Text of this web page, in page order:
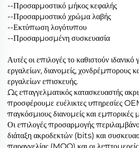
--Προσαρμοστικό μήκος κεφαλής
--Προσαρμοστικό χρώμα λαβής
--Εκτύπωση λογότυπου
--Προσαρμοσμένη συσκευασία
Αυτές οι επιλογές το καθιστούν
εργαλείων, διανομείς, χονδρέμπορους
εργαλείων επισκευής.
Ως επαγγελματικός κατασκευαστής
προσφέρουμε ευέλικτες υπηρεσίες
παγκόσμιους διανομείς και εμπορικές
Οι επιλογές προσαρμογής
διάταξη ακροδεκτών (bits) και